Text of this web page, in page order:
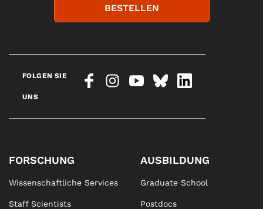
BESTELLEN
FOLGEN SIE
UNS
FORSCHUNG
Wissenschaftliche Services
Staff Scientists
AUSBILDUNG
Graduate School
Postdocs